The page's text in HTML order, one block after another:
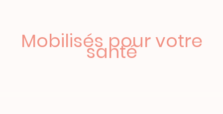
Mobilisés pour votre
santé